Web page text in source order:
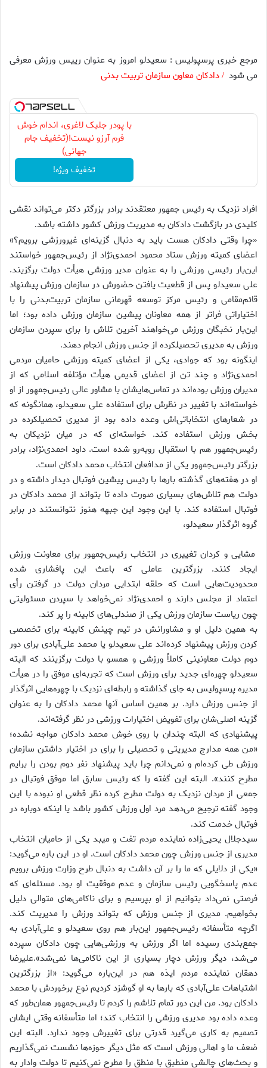
مرجع خبری پرسپولیس : سعیدلو امروز به عنوان رییس ورزش معرفی
می شود / دادکان معاون سازمان تربیت بدنی
با پودر جلبک لاغری، اندام خوش
فرم آرزو نیست!(تخفیف جام
جهانی)
تخفیف ویژه!
افراد نزدیک به رئیس جمهور معتقدند برادر بزرگتر دکتر می‌تواند نقشی
کلیدی در بازگشت دادکان به مدیریت ورزش کشور داشته باشد.
«چرا وقتی دادکان هست باید به دنبال گزینه‌ای غیرورزشی برویم؟»
اعضای کمیته ورزش ستاد محمود احمدی‌نژاد از رئیس‌جمهور خواستند
این‌بار رئیسی ورزشی را به عنوان مدیر ورزشی هیأت دولت برگزیند.
علی سعیدلو پس از قطعیت یافتن حضورش در سازمان ورزش پیشنهاد
قائم‌مقامی و رئیس مرکز توسعه قهرمانی سازمان تربیت‌بدنی را با
اختیاراتی فراتر از همه معاونان پیشین سازمان ورزش داده بود؛ اما
این‌بار نخبگان ورزش می‌خواهند آخرین تلاش را برای سپردن سازمان
ورزش به مدیری تحصیلکرده از جنس ورزش انجام دهند.
اینگونه بود که جوادی، یکی از اعضای کمیته ورزشی حامیان مردمی
احمدی‌نژ‌اد و چند تن از اعضای قدیمی هیأت مؤتلفه اسلامی که از
مدیران ورزش بوده‌اند در تماس‌هایشان با مشاور عالی رئیس‌جمهور از او
خواسته‌اند با تغییر در نظرش برای استفاده علی سعیدلو، همانگونه که
در شعارهای انتخاباتی‌اش وعده داده بود از مدیری تحصیلکرده در
بخش ورزش استفاده کند. خواسته‌ای که در میان نزدیکان به
رئیس‌جمهور هم با استقبال روبه‌رو شده است. داود احمدی‌نژاد، برادر
بزرگتر رئیس‌جمهور یکی از مدافعان انتخاب محمد دادکان است.
او در هفته‌های گذشته بارها با رئیس پیشین فوتبال دیدار داشته و در
دولت هم تلاش‌های بسیاری صورت داده تا بتواند از محمد دادکان در
فوتبال استفاده کند. با این وجود این جبهه هنوز نتوانستند در برابر
گروه اثرگذار سعیدلو،
مشایی و کردان تغییری در انتخاب رئیس‌جمهور برای معاونت ورزش
ایجاد کنند. بزرگترین عاملی که باعث این پافشاری شده
محدودیت‌هایی است که حلقه ابتدایی مردان دولت در گرفتن رأی
اعتماد از مجلس دارند و احمدی‌نژاد نمی‌خواهد با سپردن مسئولیتی
چون ریاست سازمان ورزش یکی از صندلی‌های کابینه را پر کند.
به همین دلیل او و مشاورانش در تیم چینش کابینه برای تخصصی
کردن ورزش پیشنهاد کرده‌اند علی سعیدلو یا محمد علی‌آبادی برای دور
دوم دولت معاونینی کاملاً ورزشی و همسو با دولت برگزینند که البته
سعیدلو چهره‌ای جدید برای ورزش است که تجربه‌ای موفق را در هیأت
مدیره پرسپولیس به جای گذاشته و رابطه‌ای نزدیک با چهره‌هایی اثرگذار
از جنس ورزش دارد. بر همین اساس آنها محمد دادکان را به عنوان
گزینه اصلی‌شان برای تفویض اختیارات ورزشی در نظر گرفته‌اند.
پیشنهادی که البته چندان با روی خوش محمد دادکان مواجه نشده؛
«من همه مدارج مدیریتی و تحصیلی را برای در اختیار داشتن سازمان
ورزش طی کرده‌ام و نمی‌دانم چرا باید پیشنهاد نفر دوم بودن را برایم
مطرح کنند». البته این گفته را که رئیس سابق اما موفق فوتبال در
جمعی از مردان نزدیک به دولت مطرح کرده نظر قطعی او نبوده با این
وجود گفته ترجیح می‌دهد مرد اول ورزش کشور باشد یا اینکه دوباره در
فوتبال خدمت کند.
سیدجلال یحیی‌زاده نماینده مردم تفت و میبد یکی از حامیان انتخاب
مدیری از جنس ورزش چون محمد دادکان است. او در این باره می‌گوید:
«یکی از دلایلی که ما را بر آن داشت به دنبال طرح وزارت ورزش برویم
عدم پاسخگویی رئیس سازمان و عدم موفقیت او بود. مسئله‌ای که
فرصتی نمی‌داد بتوانیم از او بپرسیم و برای ناکامی‌های متوالی دلیل
بخواهیم. مدیری از جنس ورزش که بتواند ورزش را مدیریت کند.
اگرچه متأسفانه رئیس‌جمهور این‌بار هم روی سعیدلو و علی‌آبادی به
جمع‌بندی رسیده اما اگر ورزش به ورزشی‌هایی چون دادکان سپرده
می‌شد، دیگر ورزش دچار بسیاری از این ناکامی‌ها نمی‌شد».علیرضا
دهقان نماینده مردم ایذه هم در این‌باره می‌گوید: «از بزرگترین
اشتباهات علی‌آبادی که بارها به او گوشزد کردیم نوع برخوردش با محمد
دادکان بود. من این دور تمام تلاشم را کردم تا رئیس‌جمهور همان‌طور که
وعده داده بود مدیری ورزشی را انتخاب کند؛ اما متأسفانه وقتی ایشان
تصمیم به کاری می‌گیرد قدرتی برای تغییرش وجود ندارد. البته این
ضعف ما و اهالی ورزش است که مثل دیگر حوزه‌ها نشست نمی‌گذاریم
و بحث‌های چالشی منطبق با منطق را مطرح نمی‌کنیم تا دولت وادار به